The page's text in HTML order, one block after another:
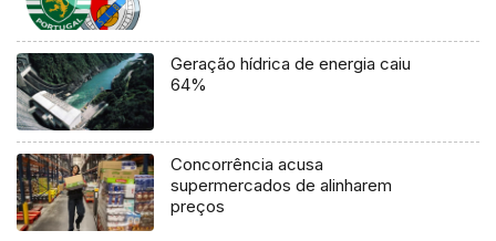
Geração hídrica de energia caiu
64%
Concorrência acusa
supermercados de alinharem
preços